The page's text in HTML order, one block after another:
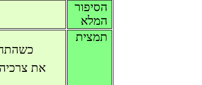
הסיפור
המלא
את
תמצית